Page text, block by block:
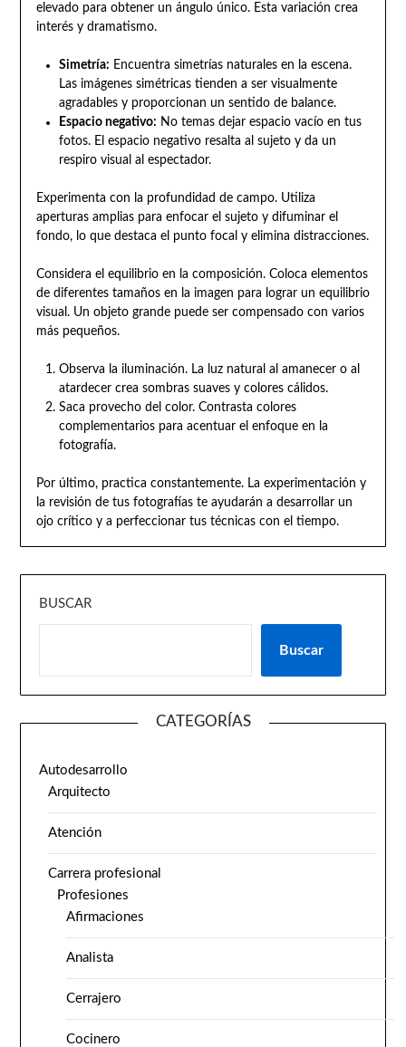
elevado para obtener un ángulo único. Esta variación crea
interés y dramatismo.
Simetría: Encuentra simetrías naturales en la escena.
Las imágenes simétricas tienden a ser visualmente
agradables y proporcionan un sentido de balance.
Espacio negativo: No temas dejar espacio vacío en tus
fotos. El espacio negativo resalta al sujeto y da un
respiro visual al espectador.
Experimenta con la profundidad de campo. Utiliza
aperturas amplias para enfocar el sujeto y difuminar el
fondo, lo que destaca el punto focal y elimina distracciones.
Considera el equilibrio en la composición. Coloca elementos
de diferentes tamaños en la imagen para lograr un equilibrio
visual. Un objeto grande puede ser compensado con varios
más pequeños.
Observa la iluminación. La luz natural al amanecer o al
atardecer crea sombras suaves y colores cálidos.
Saca provecho del color. Contrasta colores
complementarios para acentuar el enfoque en la
fotografía.
Por último, practica constantemente. La experimentación y
la revisión de tus fotografías te ayudarán a desarrollar un
ojo crítico y a perfeccionar tus técnicas con el tiempo.
BUSCAR
Buscar
CATEGORÍAS
Autodesarrollo
Arquitecto
Atención
Carrera profesional
Profesiones
Afirmaciones
Analista
Cerrajero
Cocinero